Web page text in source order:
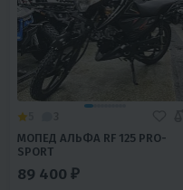
МОПЕД АЛЬФА RF 125 PRO-
SPORT
89 400 ₽